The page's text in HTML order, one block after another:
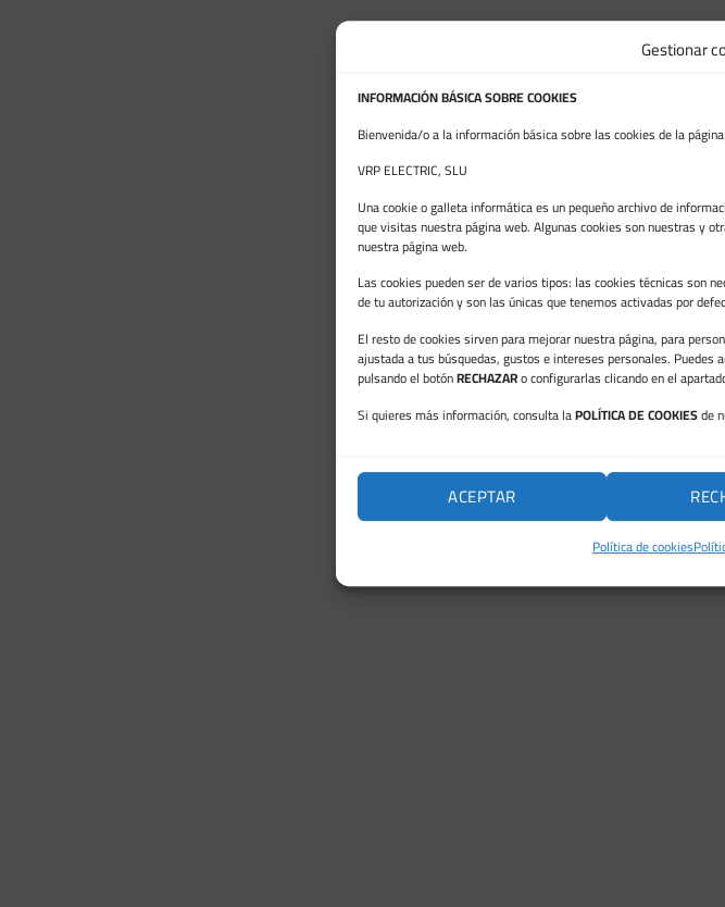
Gestionar
INFORMACIÓN BÁSICA SOBRE COOKIES
Bienvenida/o a la información básica sobre las cookies de la
VRP ELECTRIC, SLU
Una cookie o galleta informática es un pequeño archivo de
que visitas nuestra página web. Algunas cookies son nuestras y
nuestra página web.
Las cookies pueden ser de varios tipos: las cookies técnicas son
de tu autorización y son las únicas que tenemos activadas por
El resto de cookies sirven para mejorar nuestra página, para
ajustada a tus búsquedas, gustos e intereses personales. Puedes
pulsando el botónRECHAZARo configurarlas clicando en el
Si quieres más información, consulta laPOLÍTICA DE COOKIESde
ACEPTAR
Política de cookies